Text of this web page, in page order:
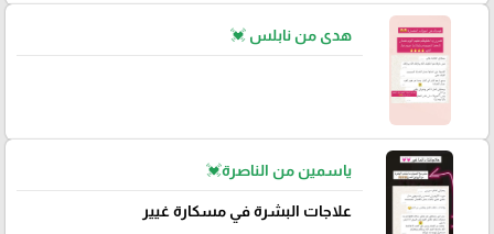
هدى من نابلس 💓
ياسمين من الناصرة💓
علاجات البشرة في مسكارة غيير